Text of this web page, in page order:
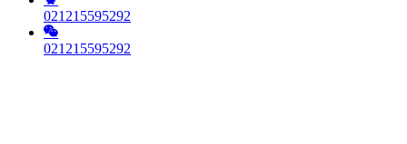
021215595292
021215595292